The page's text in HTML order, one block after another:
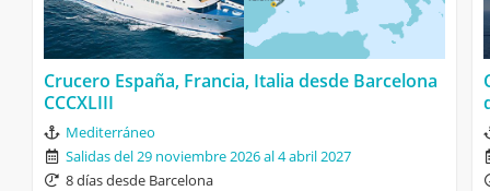
Crucero España, Francia, Italia desde Barcelona
CCCXLIII
Mediterráneo
Salidas del 29 noviembre 2026 al 4 abril 2027
8 días desde Barcelona